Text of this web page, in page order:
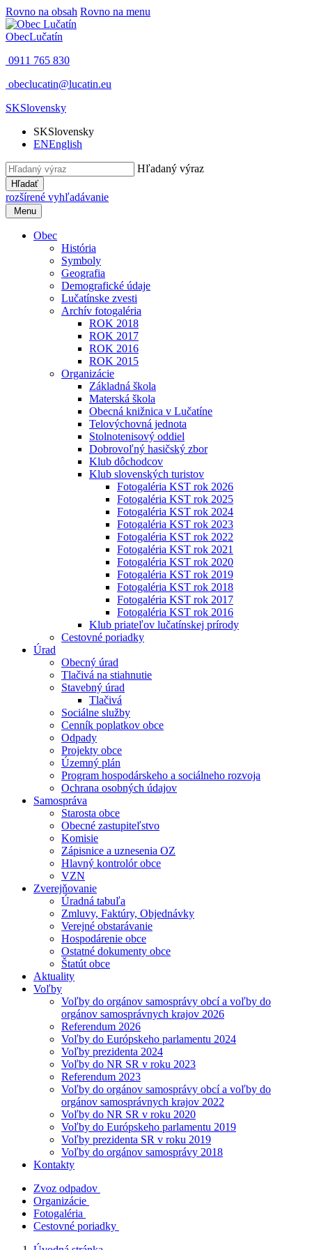
Rovno na obsah Rovno na menu
ObecLučatín
0911 765 830
obeclucatin@lucatin.eu
SKSlovensky
SKSlovensky
ENEnglish
Hľadaný výraz
Hľadať
rozšírené vyhľadávanie
Menu
Obec
História
Symboly
Geografia
Demografické údaje
Lučatínske zvesti
Archív fotogaléria
ROK 2018
ROK 2017
ROK 2016
ROK 2015
Organizácie
Základná škola
Materská škola
Obecná knižnica v Lučatíne
Telovýchovná jednota
Stolnotenisový oddiel
Dobrovoľný hasičský zbor
Klub dôchodcov
Klub slovenských turistov
Fotogaléria KST rok 2026
Fotogaléria KST rok 2025
Fotogaléria KST rok 2024
Fotogaléria KST rok 2023
Fotogaléria KST rok 2022
Fotogaléria KST rok 2021
Fotogaléria KST rok 2020
Fotogaléria KST rok 2019
Fotogaléria KST rok 2018
Fotogaléria KST rok 2017
Fotogaléria KST rok 2016
Klub priateľov lučatínskej prírody
Cestovné poriadky
Úrad
Obecný úrad
Tlačivá na stiahnutie
Stavebný úrad
Tlačivá
Sociálne služby
Cenník poplatkov obce
Odpady
Projekty obce
Územný plán
Program hospodárskeho a sociálneho rozvoja
Ochrana osobných údajov
Samospráva
Starosta obce
Obecné zastupiteľstvo
Komisie
Zápisnice a uznesenia OZ
Hlavný kontrolór obce
VZN
Zverejňovanie
Úradná tabuľa
Zmluvy, Faktúry, Objednávky
Verejné obstarávanie
Hospodárenie obce
Ostatné dokumenty obce
Štatút obce
Aktuality
Voľby
Voľby do orgánov samosprávy obcí a voľby do
orgánov samosprávnych krajov 2026
Referendum 2026
Voľby do Európskeho parlamentu 2024
Voľby prezidenta 2024
Voľby do NR SR v roku 2023
Referendum 2023
Voľby do orgánov samosprávy obcí a voľby do
orgánov samosprávnych krajov 2022
Voľby do NR SR v roku 2020
Voľby do Európskeho parlamentu 2019
Voľby prezidenta SR v roku 2019
Voľby do orgánov samosprávy 2018
Kontakty
Zvoz odpadov
Organizácie
Fotogaléria
Cestovné poriadky